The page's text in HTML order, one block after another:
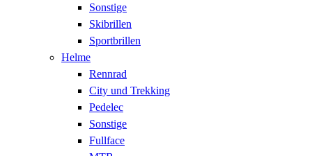
Sonstige
Skibrillen
Sportbrillen
Helme
Rennrad
City und Trekking
Pedelec
Sonstige
Fullface